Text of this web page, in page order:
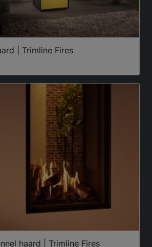
| Trimline Fires
haard | Trimline Fires